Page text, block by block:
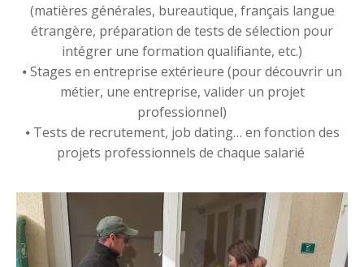
(matières générales, bureautique, français langue
étrangère, préparation de tests de sélection pour
intégrer une formation qualifiante, etc.)
⦁ Stages en entreprise extérieure (pour découvrir un
métier, une entreprise, valider un projet
professionnel)
⦁ Tests de recrutement, job dating… en fonction des
projets professionnels de chaque salarié